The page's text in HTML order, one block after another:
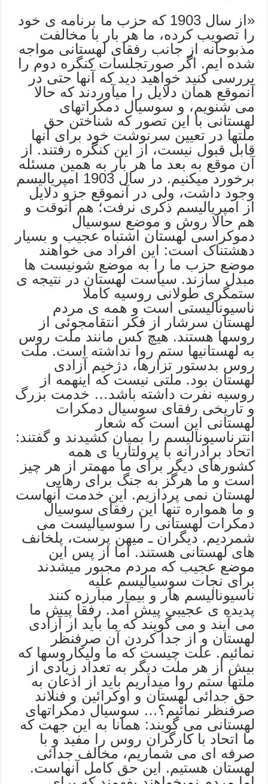
«از سال 1903 که حزب ما برنامه ی خود
را تصویب کرده، ما هر بار با مخالفت
مذبوحانه از جانب رفقای لهستانی مواجه
شده ایم. اگر صورتجلسات کنگره دوم را
بررسی کنید خواهید دید که آنها حتی در
آنموقع همان دلایل را میآوردند که حالا
می شنویم، و سوسیال دمکراتهای
لهستانی با این تصور که شناختن حق
ملتها در تعیین سرنوشت خود برای آنها
قابل قبول نیست، از این کنگره رفتند. از
آن موقع به بعد ما هر بار به همین مسئله
برخورد میکنیم. در سال 1903 امپریالیسم
وجود داشت، ولی در آنموقع جزو دلایل
از امپریالیسم ذکری نرفت؛ هم آنوقت و
هم حالا روش و موضع سوسیال
دموکراسی لهستان اشتباه عجیب و بسیار
دهشتناک است: این افراد می خواهند
موضع حزب ما را به موضع شونیست ها
مبدل سازند. سیاست لهستان در نتیجه ی
ستمگری طولانی روسیه کاملا
ناسیونالیستی است و همه ی مردم
لهستان سرشار از فکر انتقامجوئی از
روسها هستند. هیچ کس مانند ملت روس
به لهستانیها ستم روا نداشته است. ملت
روس بدستور تزارها، دژخیم آزادی
لهستان بود. ملتی نیست که اینهمه از
روسیه نفرت داشته باشد… خدمت بزرگ
و تاریخی رفقای سوسیال دمکرات
لهستانی این است که شعار
انترناسیونالیسم را بمیان کشیدند و گفتند:
اتحاد برادرانه با پرولتاریا ی همه
کشورهای دیگر برای ما مهمتر از هر چیز
است و ما هرگز به جنگ برای رهایی
لهستان نمی پردازیم. این خدمت آنهاست
و ما همواره تنها این رفقای سوسیال
دمکرات لهستانی را سوسیالیست می
شمردیم. دیگران ـ میهن پرست، پلخانف
های لهستانی هستند. اما از پس این
موضع عجیب که مردم مجبور میشدند
برای نجات سوسیالیسم علیه
ناسیونالیسم هار و بیمار مبارزه کنند
پدیده ی عجیبی پیش آمد. رفقا پیش ما
می آیند و می گویند که ما باید از آزادی
لهستان و از جدا کردن آن صرفنظر
نمائیم. علت چیست که ما ولیکاروسها که
بیش از هر ملت دیگر به تعداد زیادی از
ملتها ستم روا میداریم باید از اذعان به
حق جدائی لهستان و اوکرائین و فنلاند
صرفنظر نمائیم؟… سوسیال دمکراتهای
لهستانی می گویند: همانا به این جهت که
ما اتحاد با کارگران روس را مفید و با
صرفه ای می شماریم، مخالف جدائی
لهستان هستیم. این حق کامل آنهاست.